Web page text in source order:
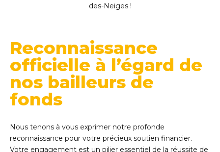
des-Neiges !
Reconnaissance
officielle à l’égard de
nos bailleurs de
fonds
Nous tenons à vous exprimer notre profonde
reconnaissance pour votre précieux soutien financier.
Votre engagement est un pilier essentiel de la réussite de